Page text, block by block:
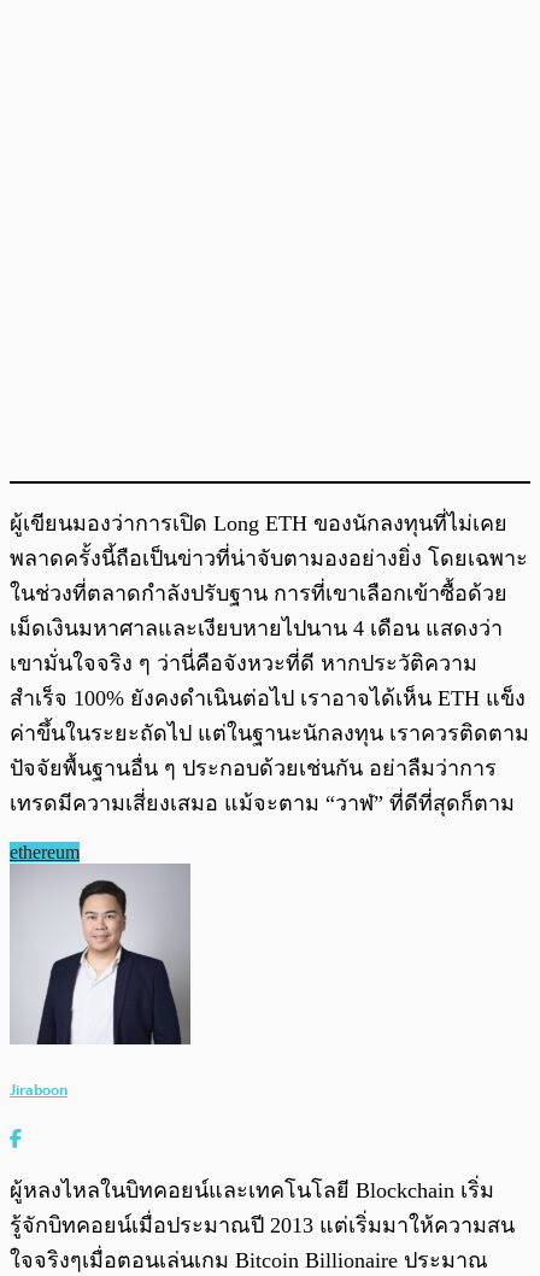
ผู้เขียนมองว่าการเปิด Long ETH ของนักลงทุนที่ไม่เคย
พลาดครั้งนี้ถือเป็นข่าวที่น่าจับตามองอย่างยิ่ง โดยเฉพาะ
ในช่วงที่ตลาดกำลังปรับฐาน การที่เขาเลือกเข้าซื้อด้วย
เม็ดเงินมหาศาลและเงียบหายไปนาน 4 เดือน แสดงว่า
เขามั่นใจจริง ๆ ว่านี่คือจังหวะที่ดี หากประวัติความ
สำเร็จ 100% ยังคงดำเนินต่อไป เราอาจได้เห็น ETH แข็ง
ค่าขึ้นในระยะถัดไป แต่ในฐานะนักลงทุน เราควรติดตาม
ปัจจัยพื้นฐานอื่น ๆ ประกอบด้วยเช่นกัน อย่าลืมว่าการ
เทรดมีความเสี่ยงเสมอ แม้จะตาม “วาฬ” ที่ดีที่สุดก็ตาม
ethereum
Jiraboon
ผู้หลงไหลในบิทคอยน์และเทคโนโลยี Blockchain เริ่ม
รู้จักบิทคอยน์เมื่อประมาณปี 2013 แต่เริ่มมาให้ความสน
ใจจริงๆเมื่อตอนเล่นเกม Bitcoin Billionaire ประมาณ